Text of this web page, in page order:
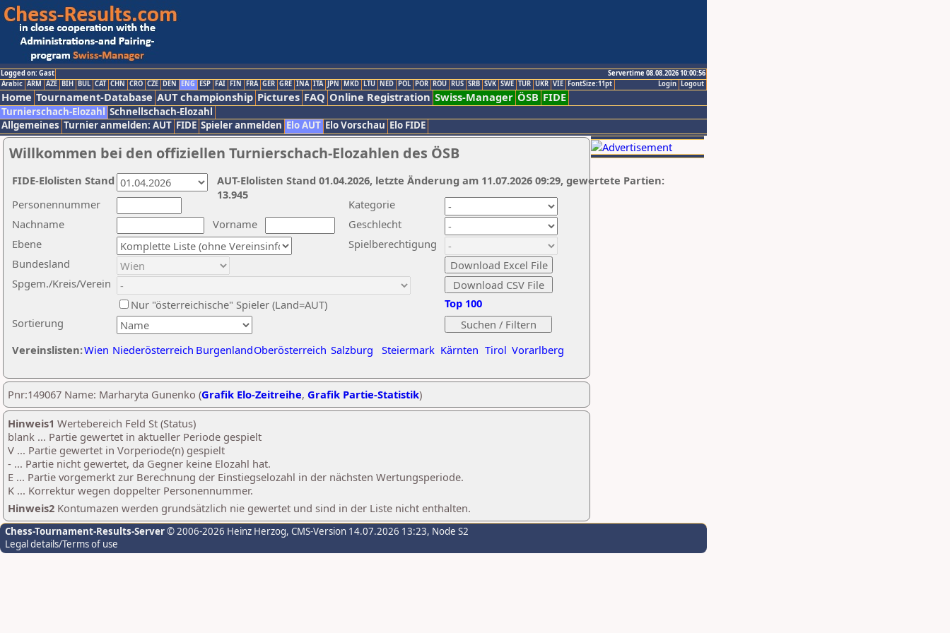
Logged on: Gast
Servertime 08.08.2026 10:00:56
Logout
Login
Arabic ARM AZE BIH BUL CAT CHN CRO CZE DEN ENG ESP FAI FIN FRA GER GRE INA ITA JPN MKD LTU NED POL POR ROU RUS SRB SVK SWE TUR UKR VIE FontSize:11pt
Home Tournament-Database AUT championship Pictures FAQ Online Registration Swiss-Manager ÖSB FIDE
Turnierschach-Elozahl Schnellschach-Elozahl
Allgemeines Turnier anmelden: AUT FIDE Spieler anmelden Elo AUT Elo Vorschau Elo FIDE
Willkommen bei den offiziellen Turnierschach-Elozahlen des ÖSB
Nachname
Vorname
Ebene
Kategorie
Sortierung
Personennummer
Bundesland
Spgem./Kreis/Verein
Geschlecht
Nur "österreichische" Spieler (Land=AUT)
Spielberechtigung
Vereinslisten:Wien Niederösterreich BurgenlandOberösterreich Salzburg Steiermark Kärnten Tirol Vorarlberg
Top 100
AUT-Elolisten Stand 01.04.2026, letzte Änderung am 11.07.2026 09:29, gewertete Partien:
13.945
FIDE-Elolisten Stand
Pnr:149067 Name: Marharyta Gunenko (Grafik Elo-Zeitreihe, Grafik Partie-Statistik)
Hinweis1 Wertebereich Feld St (Status)
blank ... Partie gewertet in aktueller Periode gespielt
V ... Partie gewertet in Vorperiode(n) gespielt
- ... Partie nicht gewertet, da Gegner keine Elozahl hat.
E ... Partie vorgemerkt zur Berechnung der Einstiegselozahl in der nächsten Wertungsperiode.
K ... Korrektur wegen doppelter Personennummer.
Hinweis2 Kontumazen werden grundsätzlich nie gewertet und sind in der Liste nicht enthalten.
Chess-Tournament-Results-Server© 2006-2026 Heinz Herzog, CMS-Version 14.07.2026 13:23, Node S2
Legal details/Terms of use